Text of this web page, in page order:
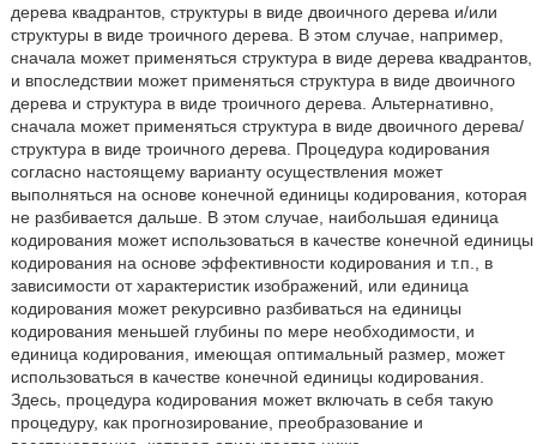
дерева квадрантов, структуры в виде двоичного дерева и/или
структуры в виде троичного дерева. В этом случае, например,
сначала может применяться структура в виде дерева квадрантов,
и впоследствии может применяться структура в виде двоичного
дерева и структура в виде троичного дерева. Альтернативно,
сначала может применяться структура в виде двоичного дерева/
структура в виде троичного дерева. Процедура кодирования
согласно настоящему варианту осуществления может
выполняться на основе конечной единицы кодирования, которая
не разбивается дальше. В этом случае, наибольшая единица
кодирования может использоваться в качестве конечной единицы
кодирования на основе эффективности кодирования и т.п., в
зависимости от характеристик изображений, или единица
кодирования может рекурсивно разбиваться на единицы
кодирования меньшей глубины по мере необходимости, и
единица кодирования, имеющая оптимальный размер, может
использоваться в качестве конечной единицы кодирования.
Здесь, процедура кодирования может включать в себя такую
процедуру, как прогнозирование, преобразование и